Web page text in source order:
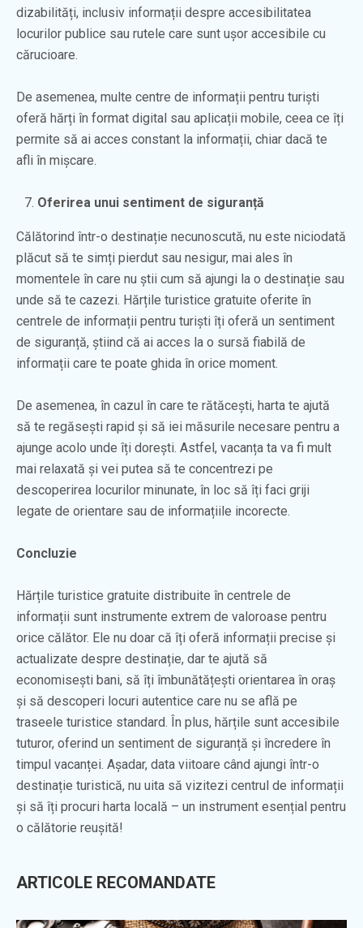
dizabilități, inclusiv informații despre accesibilitatea
locurilor publice sau rutele care sunt ușor accesibile cu
cărucioare.
De asemenea, multe centre de informații pentru turiști
oferă hărți în format digital sau aplicații mobile, ceea ce îți
permite să ai acces constant la informații, chiar dacă te
afli în mișcare.
Oferirea unui sentiment de siguranță
Călătorind într-o destinație necunoscută, nu este niciodată
plăcut să te simți pierdut sau nesigur, mai ales în
momentele în care nu știi cum să ajungi la o destinație sau
unde să te cazezi. Hărțile turistice gratuite oferite în
centrele de informații pentru turiști îți oferă un sentiment
de siguranță, știind că ai acces la o sursă fiabilă de
informații care te poate ghida în orice moment.
De asemenea, în cazul în care te rătăcești, harta te ajută
să te regăsești rapid și să iei măsurile necesare pentru a
ajunge acolo unde îți dorești. Astfel, vacanța ta va fi mult
mai relaxată și vei putea să te concentrezi pe
descoperirea locurilor minunate, în loc să îți faci griji
legate de orientare sau de informațiile incorecte.
Concluzie
Hărțile turistice gratuite distribuite în centrele de
informații sunt instrumente extrem de valoroase pentru
orice călător. Ele nu doar că îți oferă informații precise și
actualizate despre destinație, dar te ajută să
economisești bani, să îți îmbunătățești orientarea în oraș
și să descoperi locuri autentice care nu se află pe
traseele turistice standard. În plus, hărțile sunt accesibile
tuturor, oferind un sentiment de siguranță și încredere în
timpul vacanței. Așadar, data viitoare când ajungi într-o
destinație turistică, nu uita să vizitezi centrul de informații
și să îți procuri harta locală – un instrument esențial pentru
o călătorie reușită!
ARTICOLE RECOMANDATE